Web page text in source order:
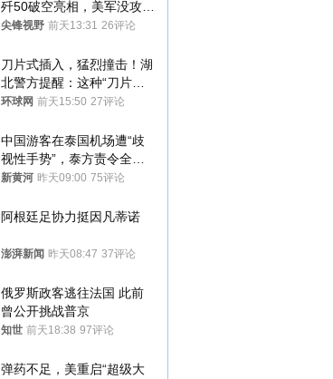
歼50破空亮相，美军没攻克
的技术被拿下
尖锋视野 前天13:31 26评论
刀片式插入，猛烈撞击！湖
北警方提醒：这种“刀片超
车”，太危险了
环球网 前天15:50 27评论
中国游客在泰国机场遭“歧
视性手势”，泰方责令全面
调查，对责任人采取最严厉
新黄河 昨天09:00 75评论
阿根廷足协力挺因凡蒂诺
澎湃新闻 昨天08:47 37评论
俄罗斯政客逃往法国 此前
曾公开挑战普京
知世 前天18:38 97评论
弹药不足，美重启“超级大